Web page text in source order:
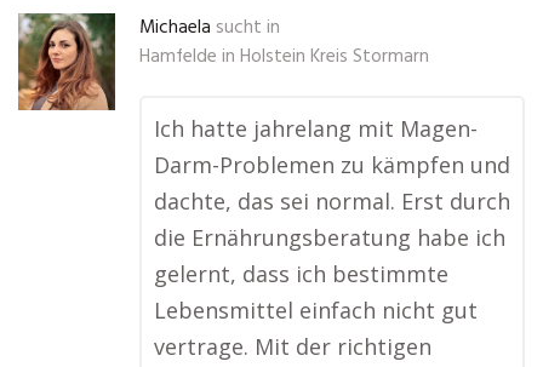
Michaela sucht in
Hamfelde in Holstein Kreis Stormarn
Ich hatte jahrelang mit Magen-
Darm-Problemen zu kämpfen und
dachte, das sei normal. Erst durch
die Ernährungsberatung habe ich
gelernt, dass ich bestimmte
Lebensmittel einfach nicht gut
vertrage. Mit der richtigen